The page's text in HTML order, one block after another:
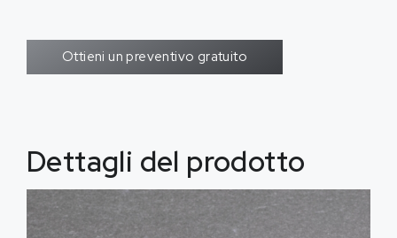
Ottieni un preventivo gratuito
Dettagli del prodotto